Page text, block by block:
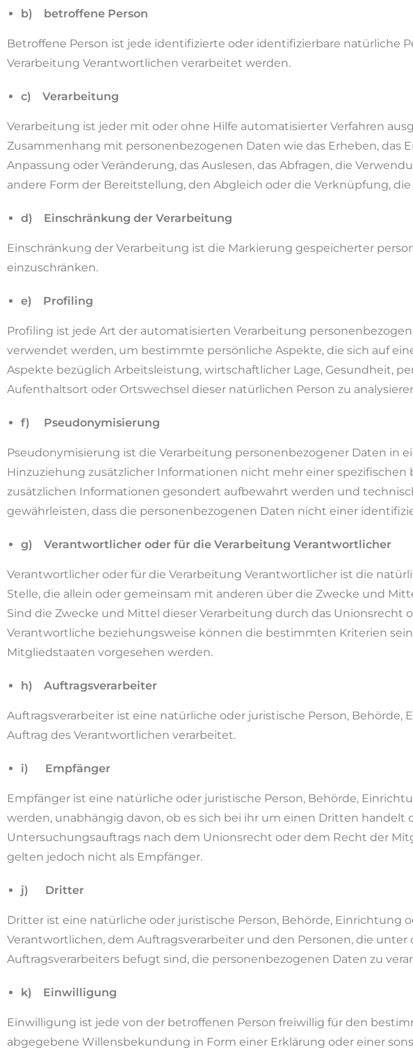
b) betroffene Person
Betroffene Person ist jede identifizierte oder identifizierbare natürliche
Verarbeitung Verantwortlichen verarbeitet werden.
c) Verarbeitung
Verarbeitung ist jeder mit oder ohne Hilfe automatisierter Verfahren
Zusammenhang mit personenbezogenen Daten wie das Erheben, das
Anpassung oder Veränderung, das Auslesen, das Abfragen, die
andere Form der Bereitstellung, den Abgleich oder die Verknüpfung,
d) Einschränkung der Verarbeitung
Einschränkung der Verarbeitung ist die Markierung gespeicherter
einzuschränken.
e) Profiling
Profiling ist jede Art der automatisierten Verarbeitung
verwendet werden, um bestimmte persönliche Aspekte, die sich auf
Aspekte bezüglich Arbeitsleistung, wirtschaftlicher Lage, Gesundheit,
Aufenthaltsort oder Ortswechsel dieser natürlichen Person zu
f) Pseudonymisierung
Pseudonymisierung ist die Verarbeitung personenbezogener Daten in
Hinzuziehung zusätzlicher Informationen nicht mehr einer
zusätzlichen Informationen gesondert aufbewahrt werden und
gewährleisten, dass die personenbezogenen Daten nicht einer
g) Verantwortlicher oder für die Verarbeitung Verantwortlicher
Verantwortlicher oder für die Verarbeitung Verantwortlicher ist die
Stelle, die allein oder gemeinsam mit anderen über die Zwecke und
Sind die Zwecke und Mittel dieser Verarbeitung durch das Unionsrecht
Verantwortliche beziehungsweise können die bestimmten Kriterien
Mitgliedstaaten vorgesehen werden.
h) Auftragsverarbeiter
Auftragsverarbeiter ist eine natürliche oder juristische Person,
Auftrag des Verantwortlichen verarbeitet.
i) Empfänger
Empfänger ist eine natürliche oder juristische Person, Behörde,
werden, unabhängig davon, ob es sich bei ihr um einen Dritten
Untersuchungsauftrags nach dem Unionsrecht oder dem Recht der
gelten jedoch nicht als Empfänger.
j) Dritter
Dritter ist eine natürliche oder juristische Person, Behörde, Einrichtung
Verantwortlichen, dem Auftragsverarbeiter und den Personen, die
Auftragsverarbeiters befugt sind, die personenbezogenen Daten zu
k) Einwilligung
Einwilligung ist jede von der betroffenen Person freiwillig für den
abgegebene Willensbekundung in Form einer Erklärung oder einer